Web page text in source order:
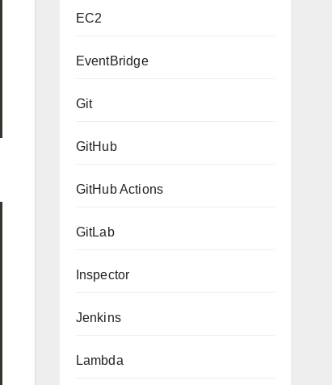
EC2
EventBridge
Git
GitHub
GitHub Actions
GitLab
Inspector
Jenkins
Lambda